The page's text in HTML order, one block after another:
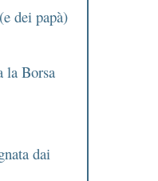
dei papà)
la Borsa
dai